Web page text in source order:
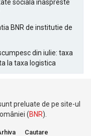
sociala inaspreste
BNR de institutie de
din iulie: taxa
la taxa logistica
preluate de pe site-ul
(BNR).
Cautare